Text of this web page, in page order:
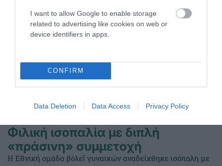
I want to allow Google to enable storage
related to advertising like cookies on web or
device identifiers in apps.
CONFIRM
Data Deletion Data Access Privacy Policy
Φιλική ισοπαλία με διπλή
«πράσινη» συμμετοχή
Η Εθνική ομάδα βόλεϊ γυναικών αναδείχθηκε ισόπαλη με